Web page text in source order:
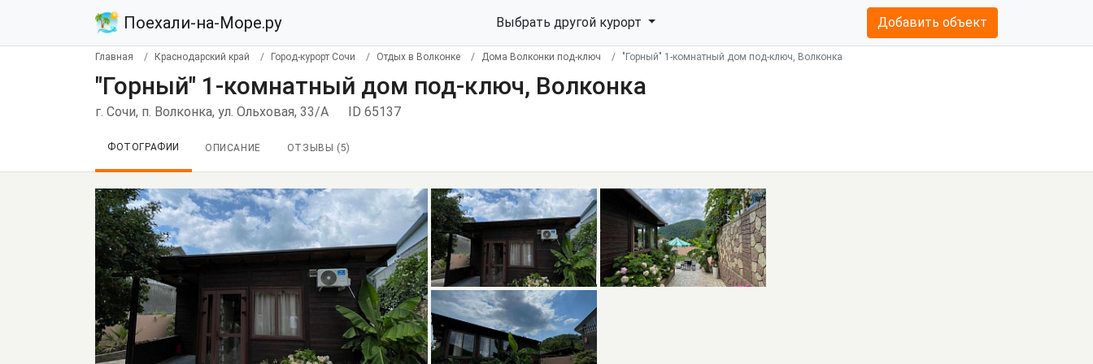
Поехали-на-Море.ру Выбрать другой курорт Добавить объект
Главная Краснодарский край Город-курорт Сочи Отдых в Волконке Дома Волконки под-ключ "Горный" 1-комнатный дом под-ключ, Волконка
"Горный" 1-комнатный дом под-ключ, Волконка
г. Сочи, п. Волконка, ул. Ольховая, 33/А ID 65137
ФОТОГРАФИИ ОПИСАНИЕ ОТЗЫВЫ (5)